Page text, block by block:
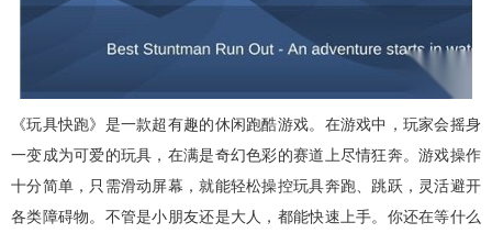
《玩具快跑》是一款超有趣的休闲跑酷游戏。在游戏中，玩家会摇身
一变成为可爱的玩具，在满是奇幻色彩的赛道上尽情狂奔。游戏操作
十分简单，只需滑动屏幕，就能轻松操控玩具奔跑、跳跃，灵活避开
各类障碍物。不管是小朋友还是大人，都能快速上手。你还在等什么